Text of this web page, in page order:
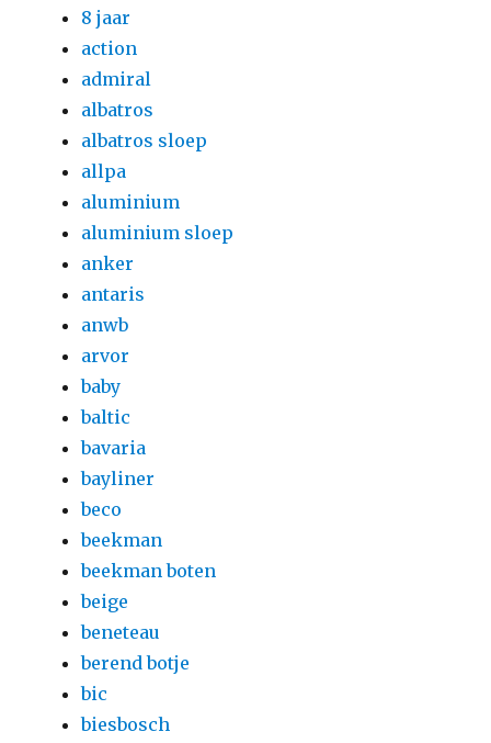
8 jaar
action
admiral
albatros
albatros sloep
allpa
aluminium
aluminium sloep
anker
antaris
anwb
arvor
baby
baltic
bavaria
bayliner
beco
beekman
beekman boten
beige
beneteau
berend botje
bic
biesbosch